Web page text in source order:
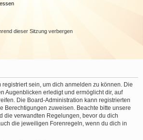
dieser Sitzung verbergen
registriert sein, um dich anmelden zu können. Die
Augenblicken erledigt und ermöglicht dir, auf
Die Board-Administration kann registrierten
Berechtigungen zuweisen. Beachte bitte unsere
die verwandten Regelungen, bevor du dich
die jeweiligen Forenregeln, wenn du dich in